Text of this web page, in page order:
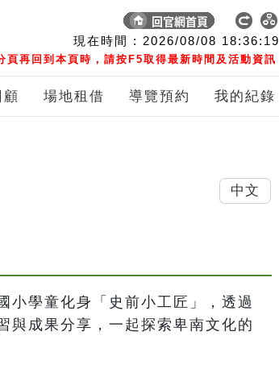
現在時間 : 2026/08/08 18:36:20
頁再回到本頁時，請按F5取得最新時間及活動資訊
顧 場地租借 導覽預約 我的紀錄
小學童化身「史前小工匠」，透過
與成果分享，一起探索卑南文化的